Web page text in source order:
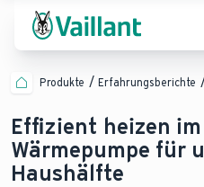
Produkte Erfahrungsberichte
Effizient heizen
Wärmepumpe für
Haushälfte